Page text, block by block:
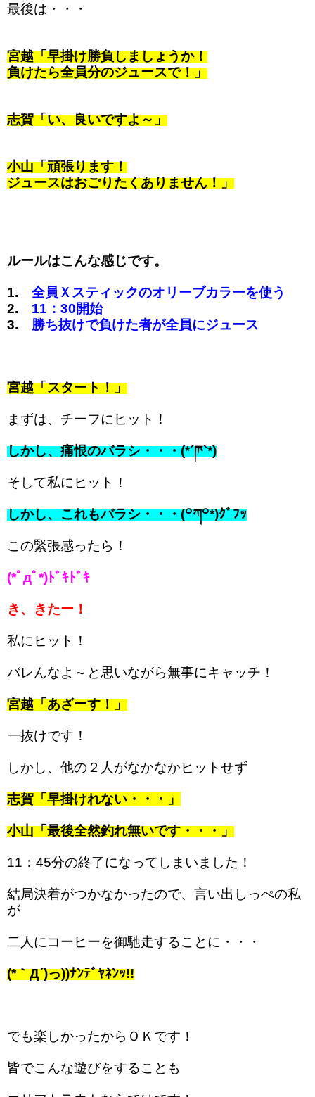
最後は・・・
宮越「早掛け勝負しましょうか！
負けたら全員分のジュースで！」
志賀「い、良いですよ～」
小山「頑張ります！
ジュースはおごりたくありません！」
ルールはこんな感じです。
1. 全員Ｘスティックのオリーブカラーを使う
2. 11：30開始
3. 勝ち抜けで負けた者が全員にジュース
宮越「スタート！」
まずは、チーフにヒット！
しかし、痛恨のバラシ・・・(*´ཫ`*)
そして私にヒット！
しかし、これもバラシ・・・(꒪ཀ꒪*)ｸﾞﾌｯ
この緊張感ったら！
(*ﾟдﾟ*)ﾄﾞｷﾄﾞｷ
き、きたー！
私にヒット！
バレんなよ～と思いながら無事にキャッチ！
宮越「あざーす！」
一抜けです！
しかし、他の２人がなかなかヒットせず
志賀「早掛けれない・・・」
小山「最後全然釣れ無いです・・・」
11：45分の終了になってしまいました！
結局決着がつかなかったので、言い出しっぺの私
が
二人にコーヒーを御馳走することに・・・
(*｀Д´)っ))ﾅﾝﾃﾞﾔﾈﾝｯ!!
でも楽しかったからＯＫです！
皆でこんな遊びをすることも